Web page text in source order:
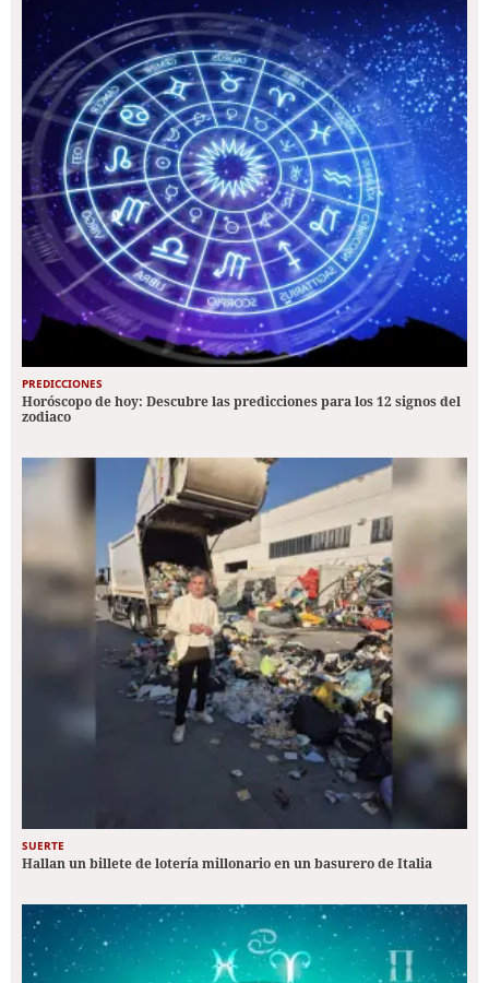
PREDICCIONES
Horóscopo de hoy: Descubre las predicciones para los 12 signos del
zodiaco
SUERTE
Hallan un billete de lotería millonario en un basurero de Italia